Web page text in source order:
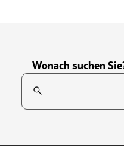
Wonach suchen
Suchfeld